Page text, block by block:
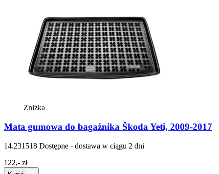
Zniżka
Mata gumowa do bagażnika Škoda Yeti, 2009-2017
14.231518 Dostępne - dostawa w ciągu 2 dni
122,- zł